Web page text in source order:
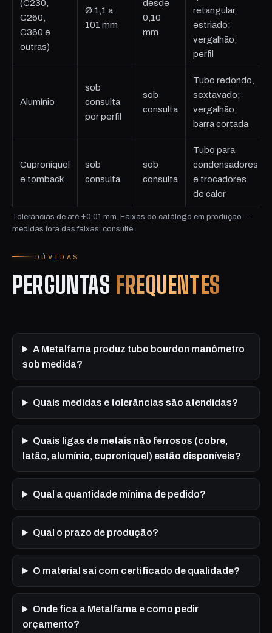
(C230,
C260,
C360 e
outras)
Ø 1,1 a
101 mm
desde
0,10
mm
retangular,
estriado;
vergalhão;
perfil
Alumínio
sob
consulta
por perfil
sob
consulta
Tubo redondo,
sextavado;
vergalhão;
barra cortada
Cuproníquel
e tomback
sob
consulta
sob
consulta
Tubo para
condensadores
e trocadores
de calor
Tolerâncias de até ±0,01 mm. Faixas do catálogo em produção —
medidas fora das faixas: consulte.
DÚVIDAS
PERGUNTAS FREQUENTES
A Metalfama produz tubo bourdon manômetro
sob medida?
Quais medidas e tolerâncias são atendidas?
Quais ligas de metais não ferrosos (cobre,
latão, alumínio, cuproníquel) estão disponíveis?
Qual a quantidade mínima de pedido?
Qual o prazo de produção?
O material sai com certificado de qualidade?
Onde fica a Metalfama e como pedir
orçamento?